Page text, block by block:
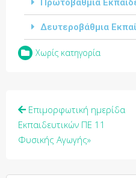
Πρωτοβάθμια
Δευτεροβάθμια
Χωρίς κατηγορία
Eπιμορφωτική ημερίδα
Εκπαιδευτικών ΠΕ 11
Φυσικής Αγωγής»